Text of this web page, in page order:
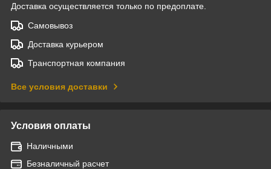
Доставка осуществляется только по предоплате.
Самовывоз
Доставка курьером
Транспортная компания
Все условия доставки
Условия оплаты
Наличными
Безналичный расчет